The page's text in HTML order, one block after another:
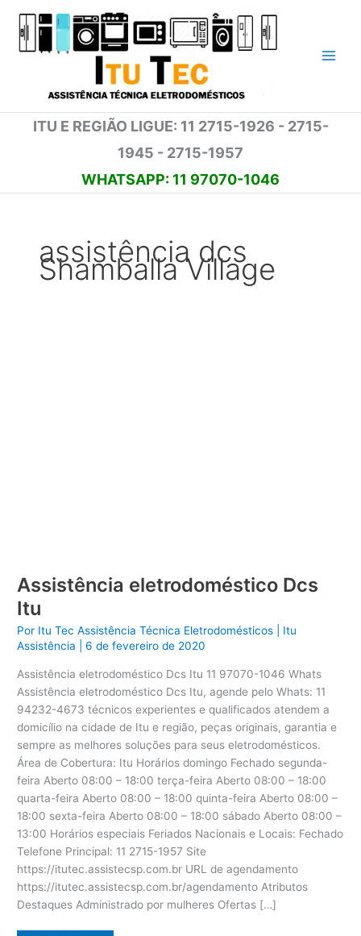
para
ITU E REGIÃO LIGUE: 11 2715-1926 - 2715-
1945 - 2715-1957
WHATSAPP: 11 97070-1046
assistência dcs
Shamballa Village
Assistência eletrodoméstico Dcs
Itu
Por Itu Tec Assistência Técnica Eletrodomésticos
Itu
Assistência |6 de fevereiro de 2020
Assistência eletrodoméstico Dcs Itu 11 97070-1046 Whats
Assistência eletrodoméstico Dcs Itu, agende pelo Whats: 11
94232-4673 técnicos experientes e qualificados atendem a
domicílio na cidade de Itu e região, peças originais, garantia e
sempre as melhores soluções para seus eletrodomésticos.
Área de Cobertura: Itu Horários domingo Fechado segunda-
feira Aberto 08:00 – 18:00 terça-feira Aberto 08:00 – 18:00
quarta-feira Aberto 08:00 – 18:00 quinta-feira Aberto 08:00 –
18:00 sexta-feira Aberto 08:00 – 18:00 sábado Aberto 08:00 –
13:00 Horários especiais Feriados Nacionais e Locais: Fechado
Telefone Principal: 11 2715-1957 Site
https://itutec.assistecsp.com.br URL de agendamento
https://itutec.assistecsp.com.br/agendamento Atributos
Destaques Administrado por mulheres Ofertas […]